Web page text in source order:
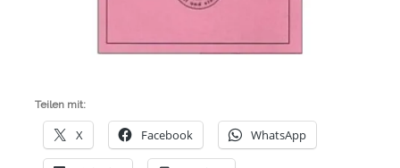
Teilen mit:
X Facebook WhatsApp